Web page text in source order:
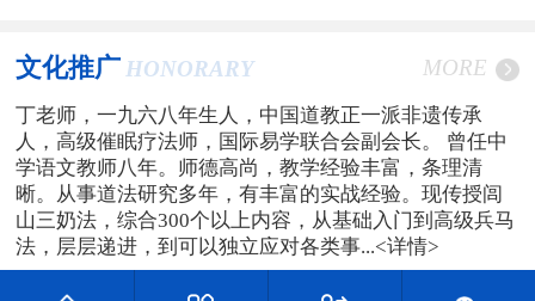
文化推广 HONORARY MORE
丁老师，一九六八年生人，中国道教正一派非遗传承
人，高级催眠疗法师，国际易学联合会副会长。 曾任中
学语文教师八年。师德高尚，教学经验丰富，条理清
晰。从事道法研究多年，有丰富的实战经验。现传授闾
山三奶法，综合300个以上内容，从基础入门到高级兵马
法，层层递进，到可以独立应对各类事...<详情>